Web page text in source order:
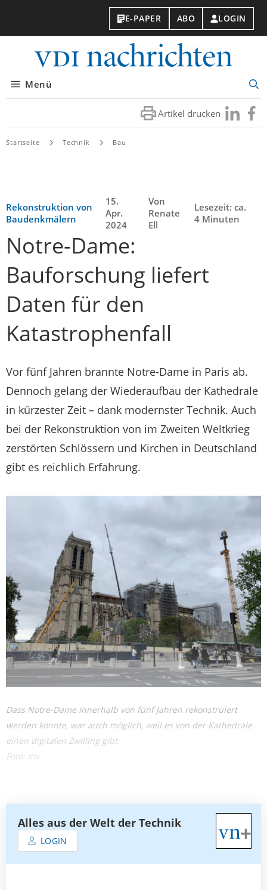
E-PAPER ABO LOGIN
Menü
Artikel drucken Besuchen
Sie
Sie
Startseite Technik Bau
Rekonstruktion von
Baudenkmälern
15.
Apr.
2024
Von
Renate
Ell
Lesezeit: ca.
4 Minuten
Notre-Dame:
Bauforschung liefert
Daten für den
Katastrophenfall
Vor fünf Jahren brannte Notre-Dame in Paris ab.
Dennoch gelang der Wiederaufbau der Kathedrale
in kürzester Zeit – dank modernster Technik. Auch
bei der Rekonstruktion von im Zweiten Weltkrieg
zerstörten Schlössern und Kirchen in Deutschland
gibt es reichlich Erfahrung.
Dass Notre-Dame innerhalb von fünf Jahren rekonstruiert
werden konnte, war auch möglich, weil es von der Kathedrale
einen digitalen Zwilling gibt.
Foto: mv
Alles aus der Welt der Technik
LOGIN